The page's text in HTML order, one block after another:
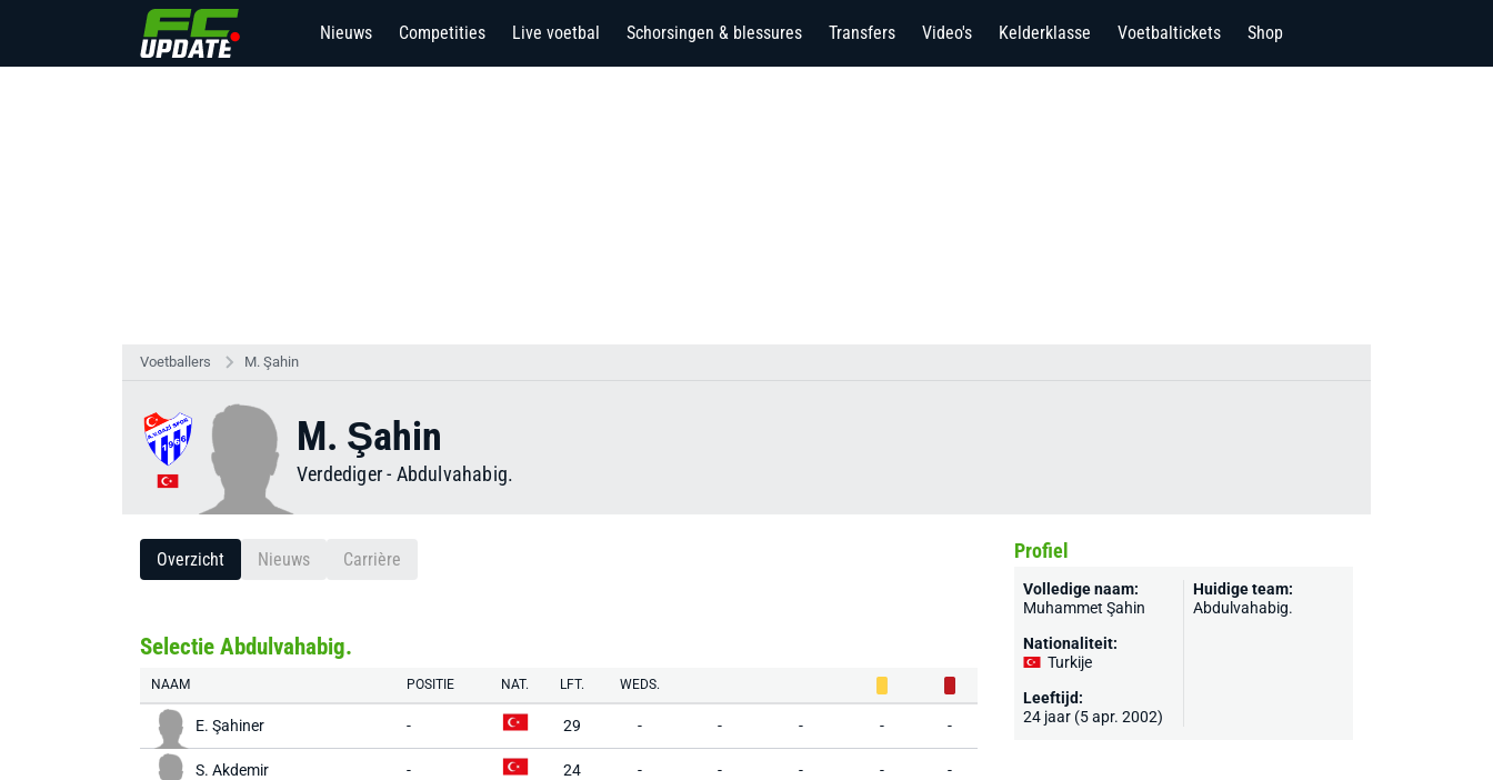
Nieuws Competities Live voetbal Schorsingen & blessures Transfers Video's Kelderklasse Voetbaltickets Shop
Voetballers M. Şahin
M. Şahin
Verdediger- Abdulvahabig.
Overzicht Nieuws Carrière
Selectie Abdulvahabig.
NAAM POSITIE NAT. LFT. WEDS.
E. Şahiner - 29 - - - - -
S. Akdemir - 24 - - - - -
Profiel
Volledige naam:
Muhammet Şahin
Nationaliteit:
Turkije
Leeftijd:
24 jaar (5 apr. 2002)
Huidige team:
Abdulvahabig.